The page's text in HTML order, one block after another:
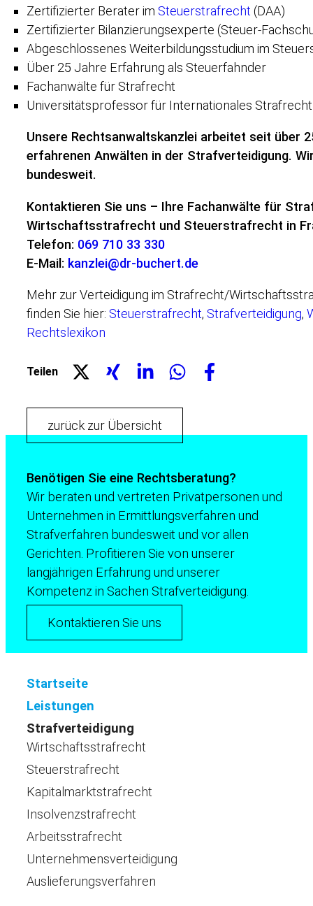
Zertifizierter Berater im Steuerstrafrecht (DAA)
Zertifizierter Bilanzierungsexperte (Steuer-
Abgeschlossenes Weiterbildungsstudium im
Über 25 Jahre Erfahrung als Steuerfahnder
Fachanwälte für Strafrecht
Universitätsprofessor für Internationales
Unsere Rechtsanwaltskanzlei arbeitet seit über
erfahrenen Anwälten in der Strafverteidigung.
bundesweit.
Kontaktieren Sie uns – Ihre Fachanwälte für
Wirtschaftsstrafrecht und Steuerstrafrecht in
Telefon: 069 710 33 330
E-Mail: kanzlei@dr-buchert.de
Mehr zur Verteidigung im Strafrecht/
finden Sie hier: Steuerstrafrecht, Strafverteidigung,
Rechtslexikon
Teilen
zurück zur Übersicht
Benötigen Sie eine Rechtsberatung?
Wir beraten und vertreten Privatpersonen und
Unternehmen in Ermittlungsverfahren und
Strafverfahren bundesweit und vor allen
Gerichten. Profitieren Sie von unserer
langjährigen Erfahrung und unserer
Kompetenz in Sachen Strafverteidigung.
Kontaktieren Sie uns
Startseite
Leistungen
Strafverteidigung
Wirtschaftsstrafrecht
Steuerstrafrecht
Kapitalmarktstrafrecht
Insolvenzstrafrecht
Arbeitsstrafrecht
Unternehmensverteidigung
Auslieferungsverfahren